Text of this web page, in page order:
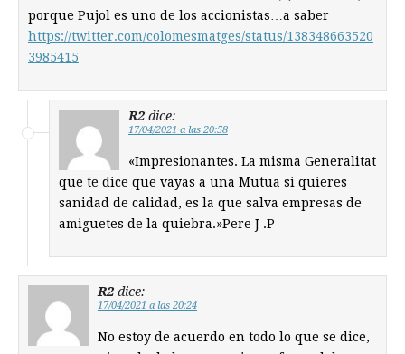
porque Pujol es uno de los accionistas…a saber
https://twitter.com/colomesmatges/status/138348663520
3985415
R2 dice:
17/04/2021 a las 20:58
«Impresionantes. La misma Generalitat
que te dice que vayas a una Mutua si quieres
sanidad de calidad, es la que salva empresas de
amiguetes de la quiebra.»Pere J .P
R2 dice:
17/04/2021 a las 20:24
No estoy de acuerdo en todo lo que se dice,